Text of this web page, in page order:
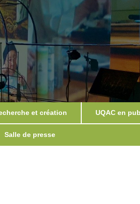
et création UQAC en
Salle de presse